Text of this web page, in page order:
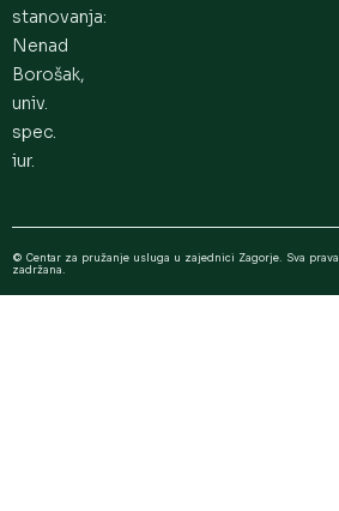
stanovanja:
Nenad
Borošak,
univ.
spec.
iur.
© Centar za pružanje usluga u zajednici Zagorje. Sva prava
zadržana.